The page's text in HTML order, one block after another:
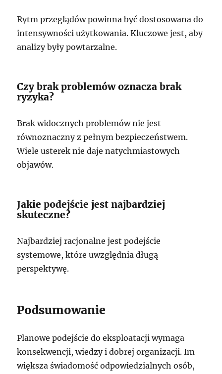
Rytm przeglądów powinna być dostosowana do
intensywności użytkowania. Kluczowe jest, aby
analizy były powtarzalne.
Czy brak problemów oznacza brak
ryzyka?
Brak widocznych problemów nie jest
równoznaczny z pełnym bezpieczeństwem.
Wiele usterek nie daje natychmiastowych
objawów.
Jakie podejście jest najbardziej
skuteczne?
Najbardziej racjonalne jest podejście
systemowe, które uwzględnia długą
perspektywę.
Podsumowanie
Planowe podejście do eksploatacji wymaga
konsekwencji, wiedzy i dobrej organizacji. Im
większa świadomość odpowiedzialnych osób,